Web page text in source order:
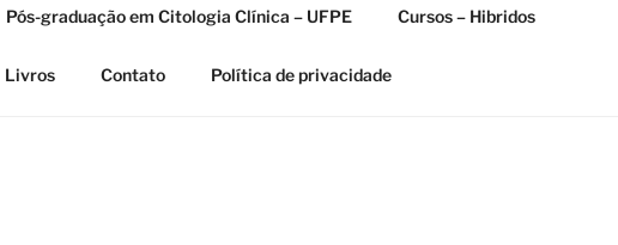
Pós-graduação em Citologia Clínica – UFPE Cursos – Hibridos
Livros Contato Política de privacidade